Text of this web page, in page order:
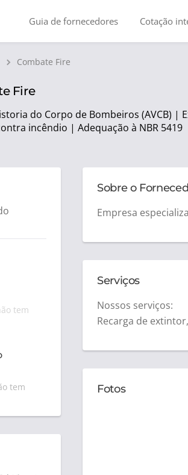
Guia de fornecedores Cotação
Combate Fire
Fire
do Corpo de Bombeiros (AVCB)
incêndio | Adequação à NBR 5419
tem
tem
Sobre o
Empresa
Serviços
Nossos serviços:
Recarga de
Fotos